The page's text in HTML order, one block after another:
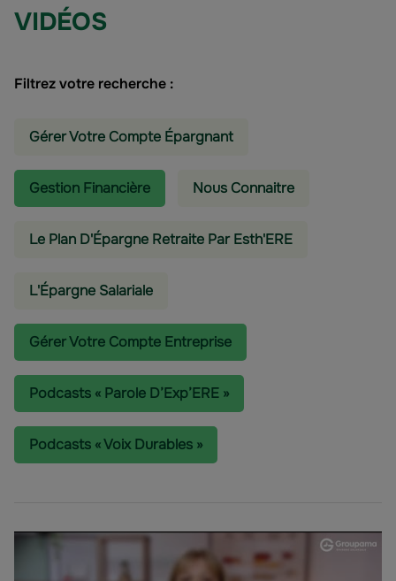
VIDÉOS
Filtrez votre recherche :
Gérer Votre Compte Épargnant
Gestion Financière Nous Connaitre
Le Plan D'Épargne Retraite Par Esth'ERE
L'épargne Salariale
Gérer Votre Compte Entreprise
Podcasts « Parole D’Exp’ERE »
Podcasts « Voix Durables »